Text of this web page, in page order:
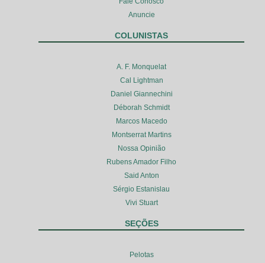
Anuncie
COLUNISTAS
A. F. Monquelat
Cal Lightman
Daniel Giannechini
Déborah Schmidt
Marcos Macedo
Montserrat Martins
Nossa Opinião
Rubens Amador Filho
Said Anton
Sérgio Estanislau
Vivi Stuart
SEÇÕES
Pelotas